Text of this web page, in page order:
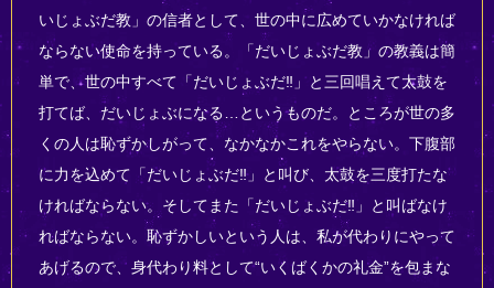
いじょぶだ教」の信者として、世の中に広めていかなければ
ならない使命を持っている。「だいじょぶだ教」の教義は簡
単で、世の中すべて「だいじょぶだ‼」と三回唱えて太鼓を
打てば、だいじょぶになる…というものだ。ところが世の多
くの人は恥ずかしがって、なかなかこれをやらない。下腹部
に力を込めて「だいじょぶだ‼」と叫び、太鼓を三度打たな
ければならない。そしてまた「だいじょぶだ‼」と叫ばなけ
ればならない。恥ずかしいという人は、私が代わりにやって
あげるので、身代わり料として“いくばくかの礼金”を包まな